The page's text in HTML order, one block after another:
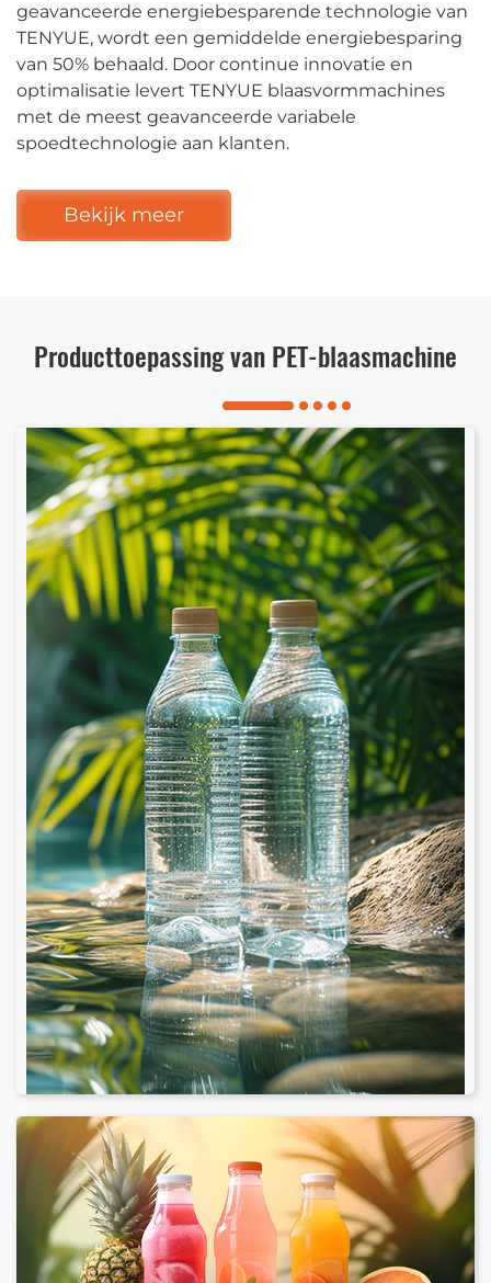
geavanceerde energiebesparende technologie van
TENYUE, wordt een gemiddelde energiebesparing
van 50% behaald. Door continue innovatie en
optimalisatie levert TENYUE blaasvormmachines
met de meest geavanceerde variabele
spoedtechnologie aan klanten.
Bekijk meer
Producttoepassing van PET-blaasmachine